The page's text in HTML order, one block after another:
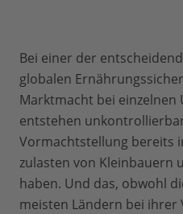
Bei einer der
globalen
Marktmacht bei einzelnen
entstehen
Vormachtstellung bereits
zulasten von Kleinbauern
haben. Und das, obwohl
meisten Ländern bei ihrer